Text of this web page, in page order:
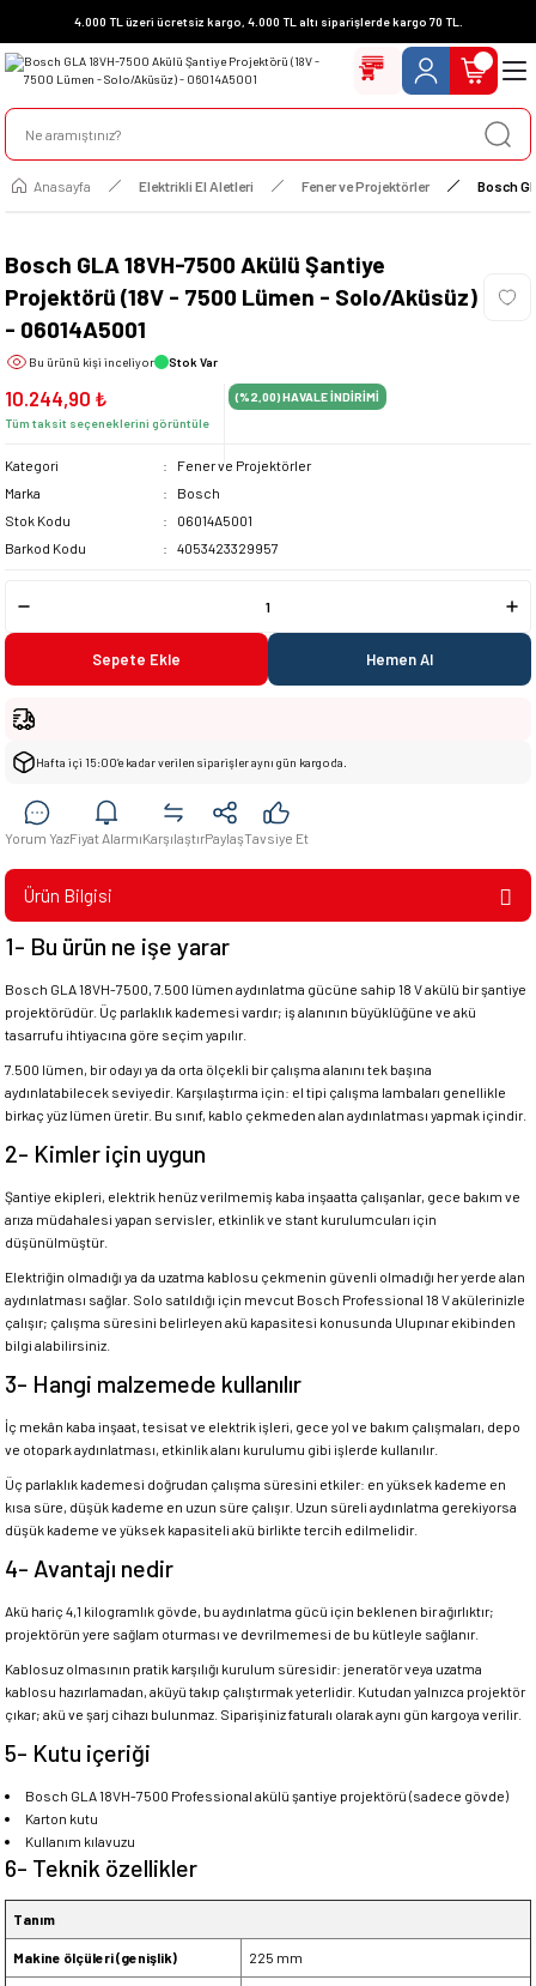
4.000 TL üzeri ücretsiz kargo, 4.000 TL altı siparişlerde kargo 70 TL.
Anasayfa Elektrikli El Aletleri Fener ve Projektörler Bosch
Bosch GLA 18VH-7500 Akülü Şantiye
Projektörü (18V - 7500 Lümen - Solo/Aküsüz)
- 06014A5001
Bu ürünü kişi inceliyor Stok Var
10.244,90 ₺
Tüm taksit seçeneklerini görüntüle
(%2,00)HAVALE İNDİRİMİ
Kategori
Fener ve Projektörler
Marka
Bosch
Stok Kodu
06014A5001
Barkod Kodu
4053423329957
Sepete Ekle Hemen Al
Hafta içi 15:00’e kadar verilen siparişler aynı gün kargoda.
Yorum YazFiyat AlarmıKarşılaştırPaylaşTavsiye Et
Ürün Bilgisi
1- Bu ürün ne işe yarar
Bosch GLA 18VH-7500, 7.500 lümen aydınlatma gücüne sahip 18 V akülü bir şantiye
projektörüdür. Üç parlaklık kademesi vardır; iş alanının büyüklüğüne ve akü
tasarrufu ihtiyacına göre seçim yapılır.
7.500 lümen, bir odayı ya da orta ölçekli bir çalışma alanını tek başına
aydınlatabilecek seviyedir. Karşılaştırma için: el tipi çalışma lambaları genellikle
birkaç yüz lümen üretir. Bu sınıf, kablo çekmeden alan aydınlatması yapmak içindir.
2- Kimler için uygun
Şantiye ekipleri, elektrik henüz verilmemiş kaba inşaatta çalışanlar, gece bakım ve
arıza müdahalesi yapan servisler, etkinlik ve stant kurulumcuları için
düşünülmüştür.
Elektriğin olmadığı ya da uzatma kablosu çekmenin güvenli olmadığı her yerde alan
aydınlatması sağlar. Solo satıldığı için mevcut Bosch Professional 18 V akülerinizle
çalışır; çalışma süresini belirleyen akü kapasitesi konusunda Ulupınar ekibinden
bilgi alabilirsiniz.
3- Hangi malzemede kullanılır
İç mekân kaba inşaat, tesisat ve elektrik işleri, gece yol ve bakım çalışmaları, depo
ve otopark aydınlatması, etkinlik alanı kurulumu gibi işlerde kullanılır.
Üç parlaklık kademesi doğrudan çalışma süresini etkiler: en yüksek kademe en
kısa süre, düşük kademe en uzun süre çalışır. Uzun süreli aydınlatma gerekiyorsa
düşük kademe ve yüksek kapasiteli akü birlikte tercih edilmelidir.
4- Avantajı nedir
Akü hariç 4,1 kilogramlık gövde, bu aydınlatma gücü için beklenen bir ağırlıktır;
projektörün yere sağlam oturması ve devrilmemesi de bu kütleyle sağlanır.
Kablosuz olmasının pratik karşılığı kurulum süresidir: jeneratör veya uzatma
kablosu hazırlamadan, aküyü takıp çalıştırmak yeterlidir. Kutudan yalnızca projektör
çıkar; akü ve şarj cihazı bulunmaz. Siparişiniz faturalı olarak aynı gün kargoya verilir.
5- Kutu içeriği
Bosch GLA 18VH-7500 Professional akülü şantiye projektörü (sadece gövde)
Karton kutu
Kullanım kılavuzu
6- Teknik özellikler
Tanım
Makine ölçüleri (genişlik) 225 mm